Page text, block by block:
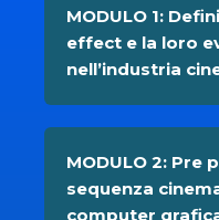
MODULO 1:
effect e la loro
nell’industria
MODULO 2: Pre
sequenza
computer